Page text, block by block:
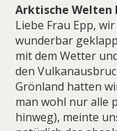
Arktische Welten
Liebe Frau Epp,
wunderbar
mit dem Wetter
den
Grönland hatten
man wohl nur alle
hinweg), meinte